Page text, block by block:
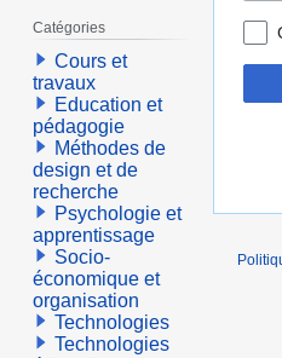
Catégories
Cours et
travaux
Education et
pédagogie
Méthodes de
design et de
recherche
Psychologie et
apprentissage
Socio-
économique et
organisation
Technologies
Technologies